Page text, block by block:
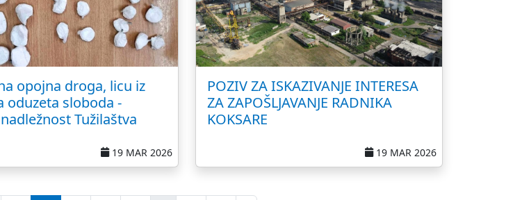
opojna droga, licu iz
oduzeta sloboda -
Tužilaštva
19 MAR 2026
POZIV ZA ISKAZIVANJE INTERESA
ZA ZAPOŠLJAVANJE RADNIKA
KOKSARE
19 MAR 2026